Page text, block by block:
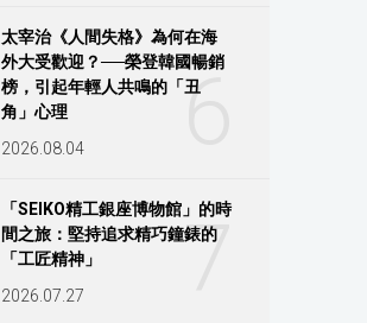
6
太宰治《人間失格》為何在海
外大受歡迎？──榮登韓國暢銷
榜，引起年輕人共鳴的「丑
角」心理
2026.08.04
7
「SEIKO精工銀座博物館」的時
間之旅：堅持追求精巧鐘錶的
「工匠精神」
2026.07.27